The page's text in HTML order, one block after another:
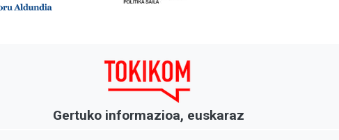
Gertuko informazioa, euskaraz